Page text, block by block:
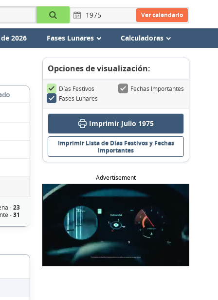
Ver calendario
2026 Fases Lunares Calculadoras
-23
-31
Opciones de visualización:
Días Festivos
Fechas Importantes
Fases Lunares
Imprimir Julio 1975
Imprimir Lista de Días Festivos y Fechas
Importantes
Advertisement